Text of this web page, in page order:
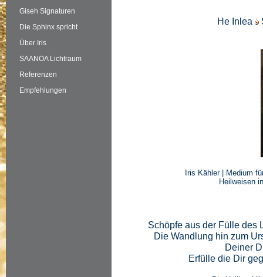
Giseh Signaturen
Die Sphinx spricht
Über Iris
SAANOA Lichtraum
Referenzen
Empfehlungen
He Inlea
Iris Kähler | Medium
Heilweisen
Schöpfe aus der Fülle des
Die Wandlung hin zum
Deiner
Erfülle die Dir